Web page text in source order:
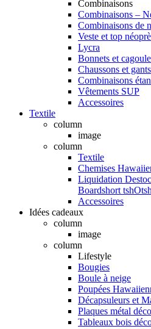
Combinaisons
Combinaisons –
Combinaisons de
Veste et top
Lycra
Bonnets et
Chaussons et
Combinaisons
Vêtements SUP
Accessoires
Textile
column
image
column
Textile
Chemises
Liquidation
Boardshort tshOtsh
Accessoires
Idées cadeaux
column
image
column
Lifestyle
Bougies
Boule à neige
Poupées
Décapsuleurs et
Plaques métal déco
Tableaux bois